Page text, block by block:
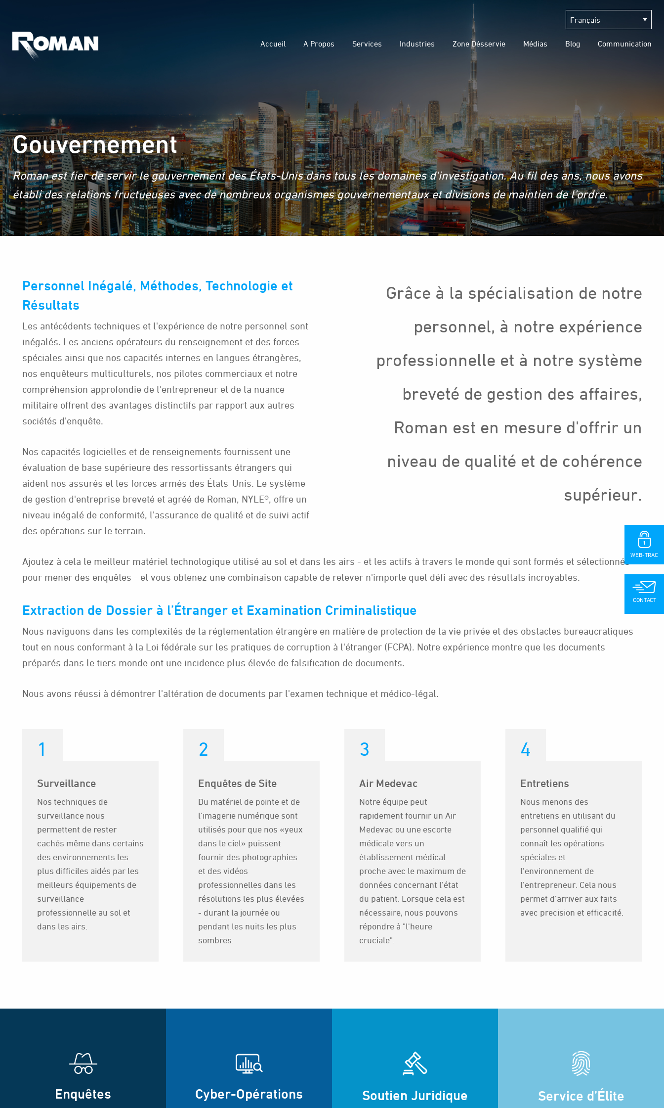
Accueil A Propos Services Industries Zone Désservie Médias Blog Communication
Gouvernement
Roman est fier de servir le gouvernement des États-Unis dans tous les domaines d'investigation. Au fil des ans, nous avons
établi des relations fructueuses avec de nombreux organismes gouvernementaux et divisions de maintien de l’ordre.
Grâce à la spécialisation de notre
personnel, à notre expérience
professionnelle et à notre système
breveté de gestion des affaires,
Roman est en mesure d'offrir un
niveau de qualité et de cohérence
supérieur.
Personnel Inégalé, Méthodes, Technologie et
Résultats
Les antécédents techniques et l'expérience de notre personnel sont
inégalés. Les anciens opérateurs du renseignement et des forces
spéciales ainsi que nos capacités internes en langues étrangères,
nos enquêteurs multiculturels, nos pilotes commerciaux et notre
compréhension approfondie de l'entrepreneur et de la nuance
militaire offrent des avantages distinctifs par rapport aux autres
sociétés d'enquête.
Nos capacités logicielles et de renseignements fournissent une
évaluation de base supérieure des ressortissants étrangers qui
aident nos assurés et les forces armés des États-Unis. Le système
de gestion d'entreprise breveté et agréé de Roman, NYLE®, offre un
niveau inégalé de conformité, l'assurance de qualité et de suivi actif
des opérations sur le terrain.
Ajoutez à cela le meilleur matériel technologique utilisé au sol et dans les airs - et les actifs à travers le monde qui sont formés et sélectionnés
pour mener des enquêtes - et vous obtenez une combinaison capable de relever n'importe quel défi avec des résultats incroyables.
Extraction de Dossier à l’Étranger et Examination Criminalistique
Nous naviguons dans les complexités de la réglementation étrangère en matière de protection de la vie privée et des obstacles bureaucratiques
tout en nous conformant à la Loi fédérale sur les pratiques de corruption à l'étranger (FCPA). Notre expérience montre que les documents
préparés dans le tiers monde ont une incidence plus élevée de falsification de documents.
Nous avons réussi à démontrer l'altération de documents par l'examen technique et médico-légal.
1
Surveillance
Nos techniques de
surveillance nous
permettent de rester
cachés même dans certains
des environnements les
plus difficiles aidés par les
meilleurs équipements de
surveillance
professionnelle au sol et
dans les airs.
2
Enquêtes de Site
Du matériel de pointe et de
l'imagerie numérique sont
utilisés pour que nos «yeux
dans le ciel» puissent
fournir des photographies
et des vidéos
professionnelles dans les
résolutions les plus élevées
- durant la journée ou
pendant les nuits les plus
sombres.
3
Air Medevac
Notre équipe peut
rapidement fournir un Air
Medevac ou une escorte
médicale vers un
établissement médical
proche avec le maximum de
données concernant l'état
du patient. Lorsque cela est
nécessaire, nous pouvons
répondre à "l'heure
cruciale".
4
Entretiens
Nous menons des
entretiens en utilisant du
personnel qualifié qui
connaît les opérations
spéciales et
l'environnement de
l'entrepreneur. Cela nous
permet d’arriver aux faits
avec precision et efficacité.
Enquêtes Cyber-Opérations Soutien Juridique Service d’Élite
WEB-TRAC
CONTACT